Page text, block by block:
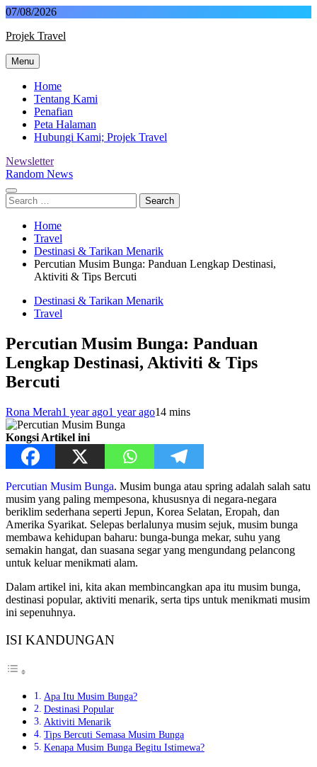
Skip
content
07/08/2026
Projek Travel
Malaysia Travel Portal
Menu
Home
Tentang Kami
Penafian
Peta Halaman
Hubungi Kami; Projek Travel
Newsletter
Random News
Search
for:
Home
Travel
Destinasi & Tarikan Menarik
Percutian Musim Bunga: Panduan Lengkap Destinasi,
Aktiviti & Tips Bercuti
Destinasi & Tarikan Menarik
Travel
Percutian Musim Bunga: Panduan
Lengkap Destinasi, Aktiviti & Tips
Bercuti
Rona Merah1 year ago1 year ago14 mins
Kongsi Artikel ini
Percutian Musim Bunga. Musim bunga atau spring adalah salah satu
musim yang paling mempesona, khususnya di negara-negara
beriklim sederhana seperti Jepun, Korea Selatan, Eropah, dan
Amerika Syarikat. Selepas berlalunya musim sejuk, musim bunga
membawa kehidupan baharu: bunga-bunga mekar, suhu yang
semakin hangat, dan suasana segar yang mengundang pelancong
untuk keluar menikmati alam.
Dalam artikel ini, kita akan membincangkan apa itu musim bunga,
destinasi popular, aktiviti menarik, serta tips untuk menikmati musim
ini sepenuhnya.
ISI KANDUNGAN
Apa Itu Musim Bunga?
Destinasi Popular
Aktiviti Menarik
Tips Bercuti Semasa Musim Bunga
Kenapa Musim Bunga Begitu Istimewa?